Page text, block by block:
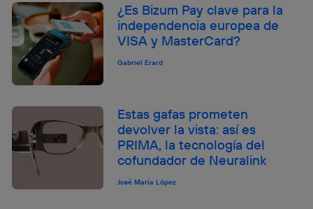
¿Es Bizum Pay clave para la
independencia europea de
VISA y MasterCard?
Gabriel Erard
Estas gafas prometen
devolver la vista: así es
PRIMA, la tecnología del
cofundador de Neuralink
José María López